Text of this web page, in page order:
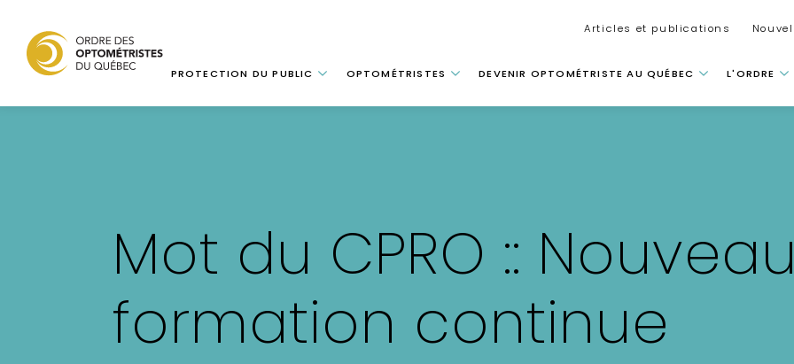
au
Articles et publications
Navigation principale
PROTECTION DU PUBLIC OPTOMÉTRISTES DEVENIR OPTOMÉTRISTE AU QUÉBEC L'ORDRE
Mot du CPRO ::
formation continue